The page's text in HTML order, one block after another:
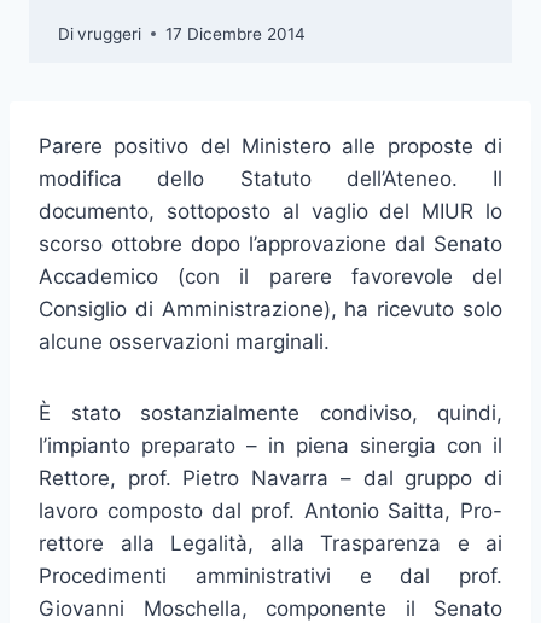
Divruggeri 17 Dicembre 2014
Parere positivo del Ministero alle proposte di
modifica dello Statuto dell’Ateneo. Il
documento, sottoposto al vaglio del MIUR lo
scorso ottobre dopo l’approvazione dal Senato
Accademico (con il parere favorevole del
Consiglio di Amministrazione), ha ricevuto solo
alcune osservazioni marginali.
È stato sostanzialmente condiviso, quindi,
l’impianto preparato – in piena sinergia con il
Rettore, prof. Pietro Navarra – dal gruppo di
lavoro composto dal prof. Antonio Saitta, Pro-
rettore alla Legalità, alla Trasparenza e ai
Procedimenti amministrativi e dal prof.
Giovanni Moschella, componente il Senato